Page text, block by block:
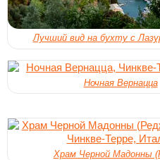
Лучший вид на бухту с
Ночная Вернацца
Храм Черной Мадонны